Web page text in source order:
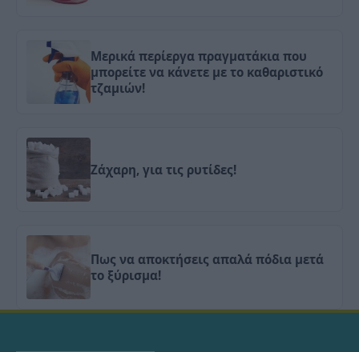
Μερικά περίεργα πραγματάκια που
μπορείτε να κάνετε με το καθαριστικό
τζαμιών!
Ζάχαρη, για τις ρυτίδες!
Πως να αποκτήσεις απαλά πόδια μετά
το ξύρισμα!